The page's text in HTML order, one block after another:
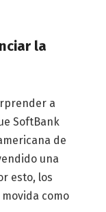
la
a
SoftBank
de
una
esto, los
como